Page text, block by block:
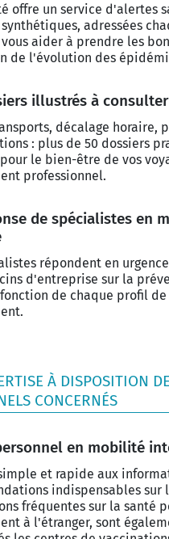
offre un service d'alertes
adressées
aider à prendre les
de l'évolution des
illustrés à
décalage horaire,
: plus de 50 dossiers
le bien-être de vos
professionnel.
de spécialistes en
répondent en
d'entreprise sur la
de chaque profil de
À DISPOSITION
CONCERNÉS
en mobilité
et rapide aux
indispensables sur
fréquentes sur la santé
à l'étranger, sont